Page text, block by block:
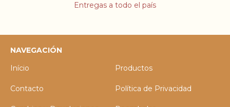
Entregas a todo el país
NAVEGACIÓN
Início
Productos
Contacto Política de Privacidad